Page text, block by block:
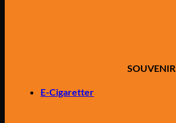
SOUVENIR
E-Cigaretter